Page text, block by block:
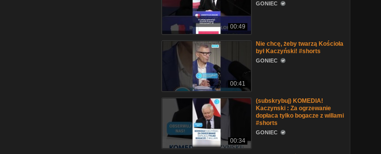
00:49
GONIEC
00:41
Nie chcę, żeby twarzą Kościoła
był Kaczyński! #shorts
GONIEC
00:34
(subskrybuj) KOMEDIA!
Kaczynski : Za ogrzewanie
dopłaca tylko bogacze z willami
#shorts
GONIEC